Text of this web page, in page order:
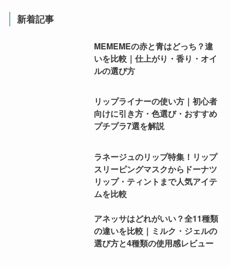
新着記事
MEMEMEの赤と青はどっち？違
いを比較｜仕上がり・香り・オイ
ルの選び方
リップライナーの使い方｜初心者
向けに引き方・色選び・おすすめ
プチプラ7選を解説
ラネージュのリップ特集！リップ
スリーピングマスクからドーナツ
リップ・ティントまで人気アイテ
ムを比較
アネッサはどれがいい？全11種類
の違いを比較｜ミルク・ジェルの
選び方と4種類の使用感レビュー